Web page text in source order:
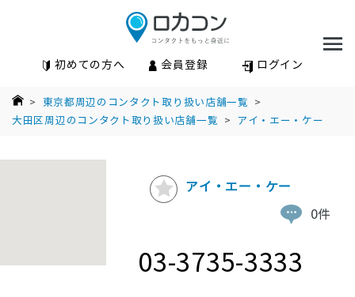
初めての方へ 会員登録 ログイン
> 東京都周辺のコンタクト取り扱い店舗一覧 >
大田区周辺のコンタクト取り扱い店舗一覧 > アイ・エー・ケー
アイ・エー・ケー
0件
03-3735-3333